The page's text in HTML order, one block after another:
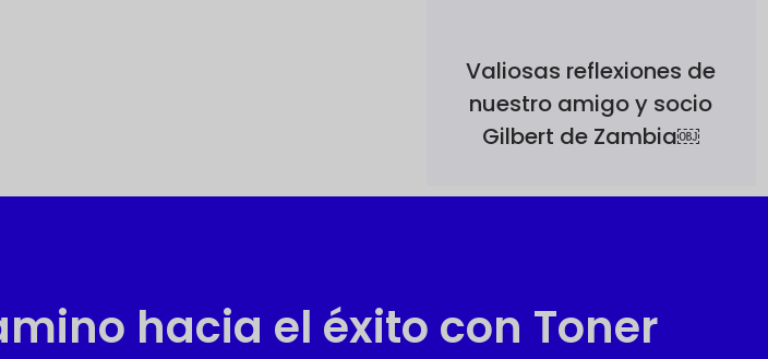
Valiosas reflexiones de
nuestro amigo y socio
Gilbert de Zambia￼
hacia el éxito con Toner